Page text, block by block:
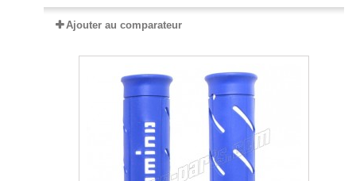
Ajouter au comparateur